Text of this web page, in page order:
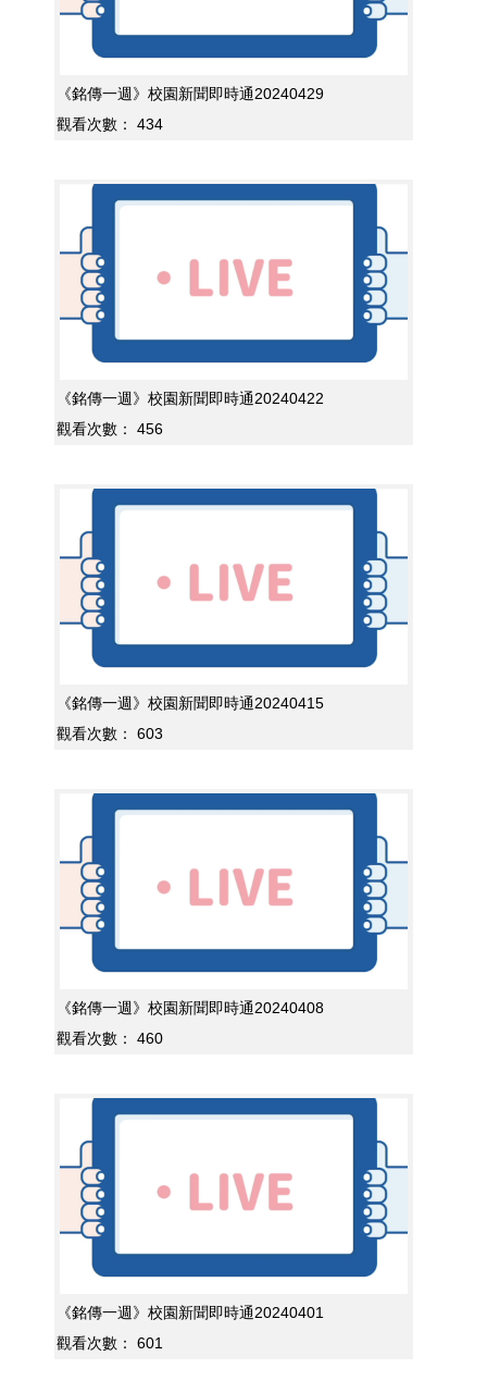
《銘傳一週》校園新聞即時通20240429
觀看次數：
434
《銘傳一週》校園新聞即時通20240422
觀看次數：
456
《銘傳一週》校園新聞即時通20240415
觀看次數：
603
《銘傳一週》校園新聞即時通20240408
觀看次數：
460
《銘傳一週》校園新聞即時通20240401
觀看次數：
601